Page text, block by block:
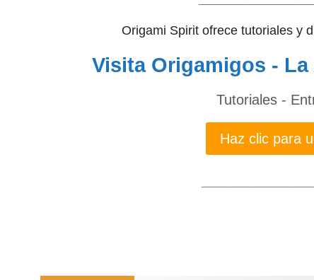
Origami Spirit ofrece tutoriales y
Visita Origamigos -
Tutoriales -
Haz clic para